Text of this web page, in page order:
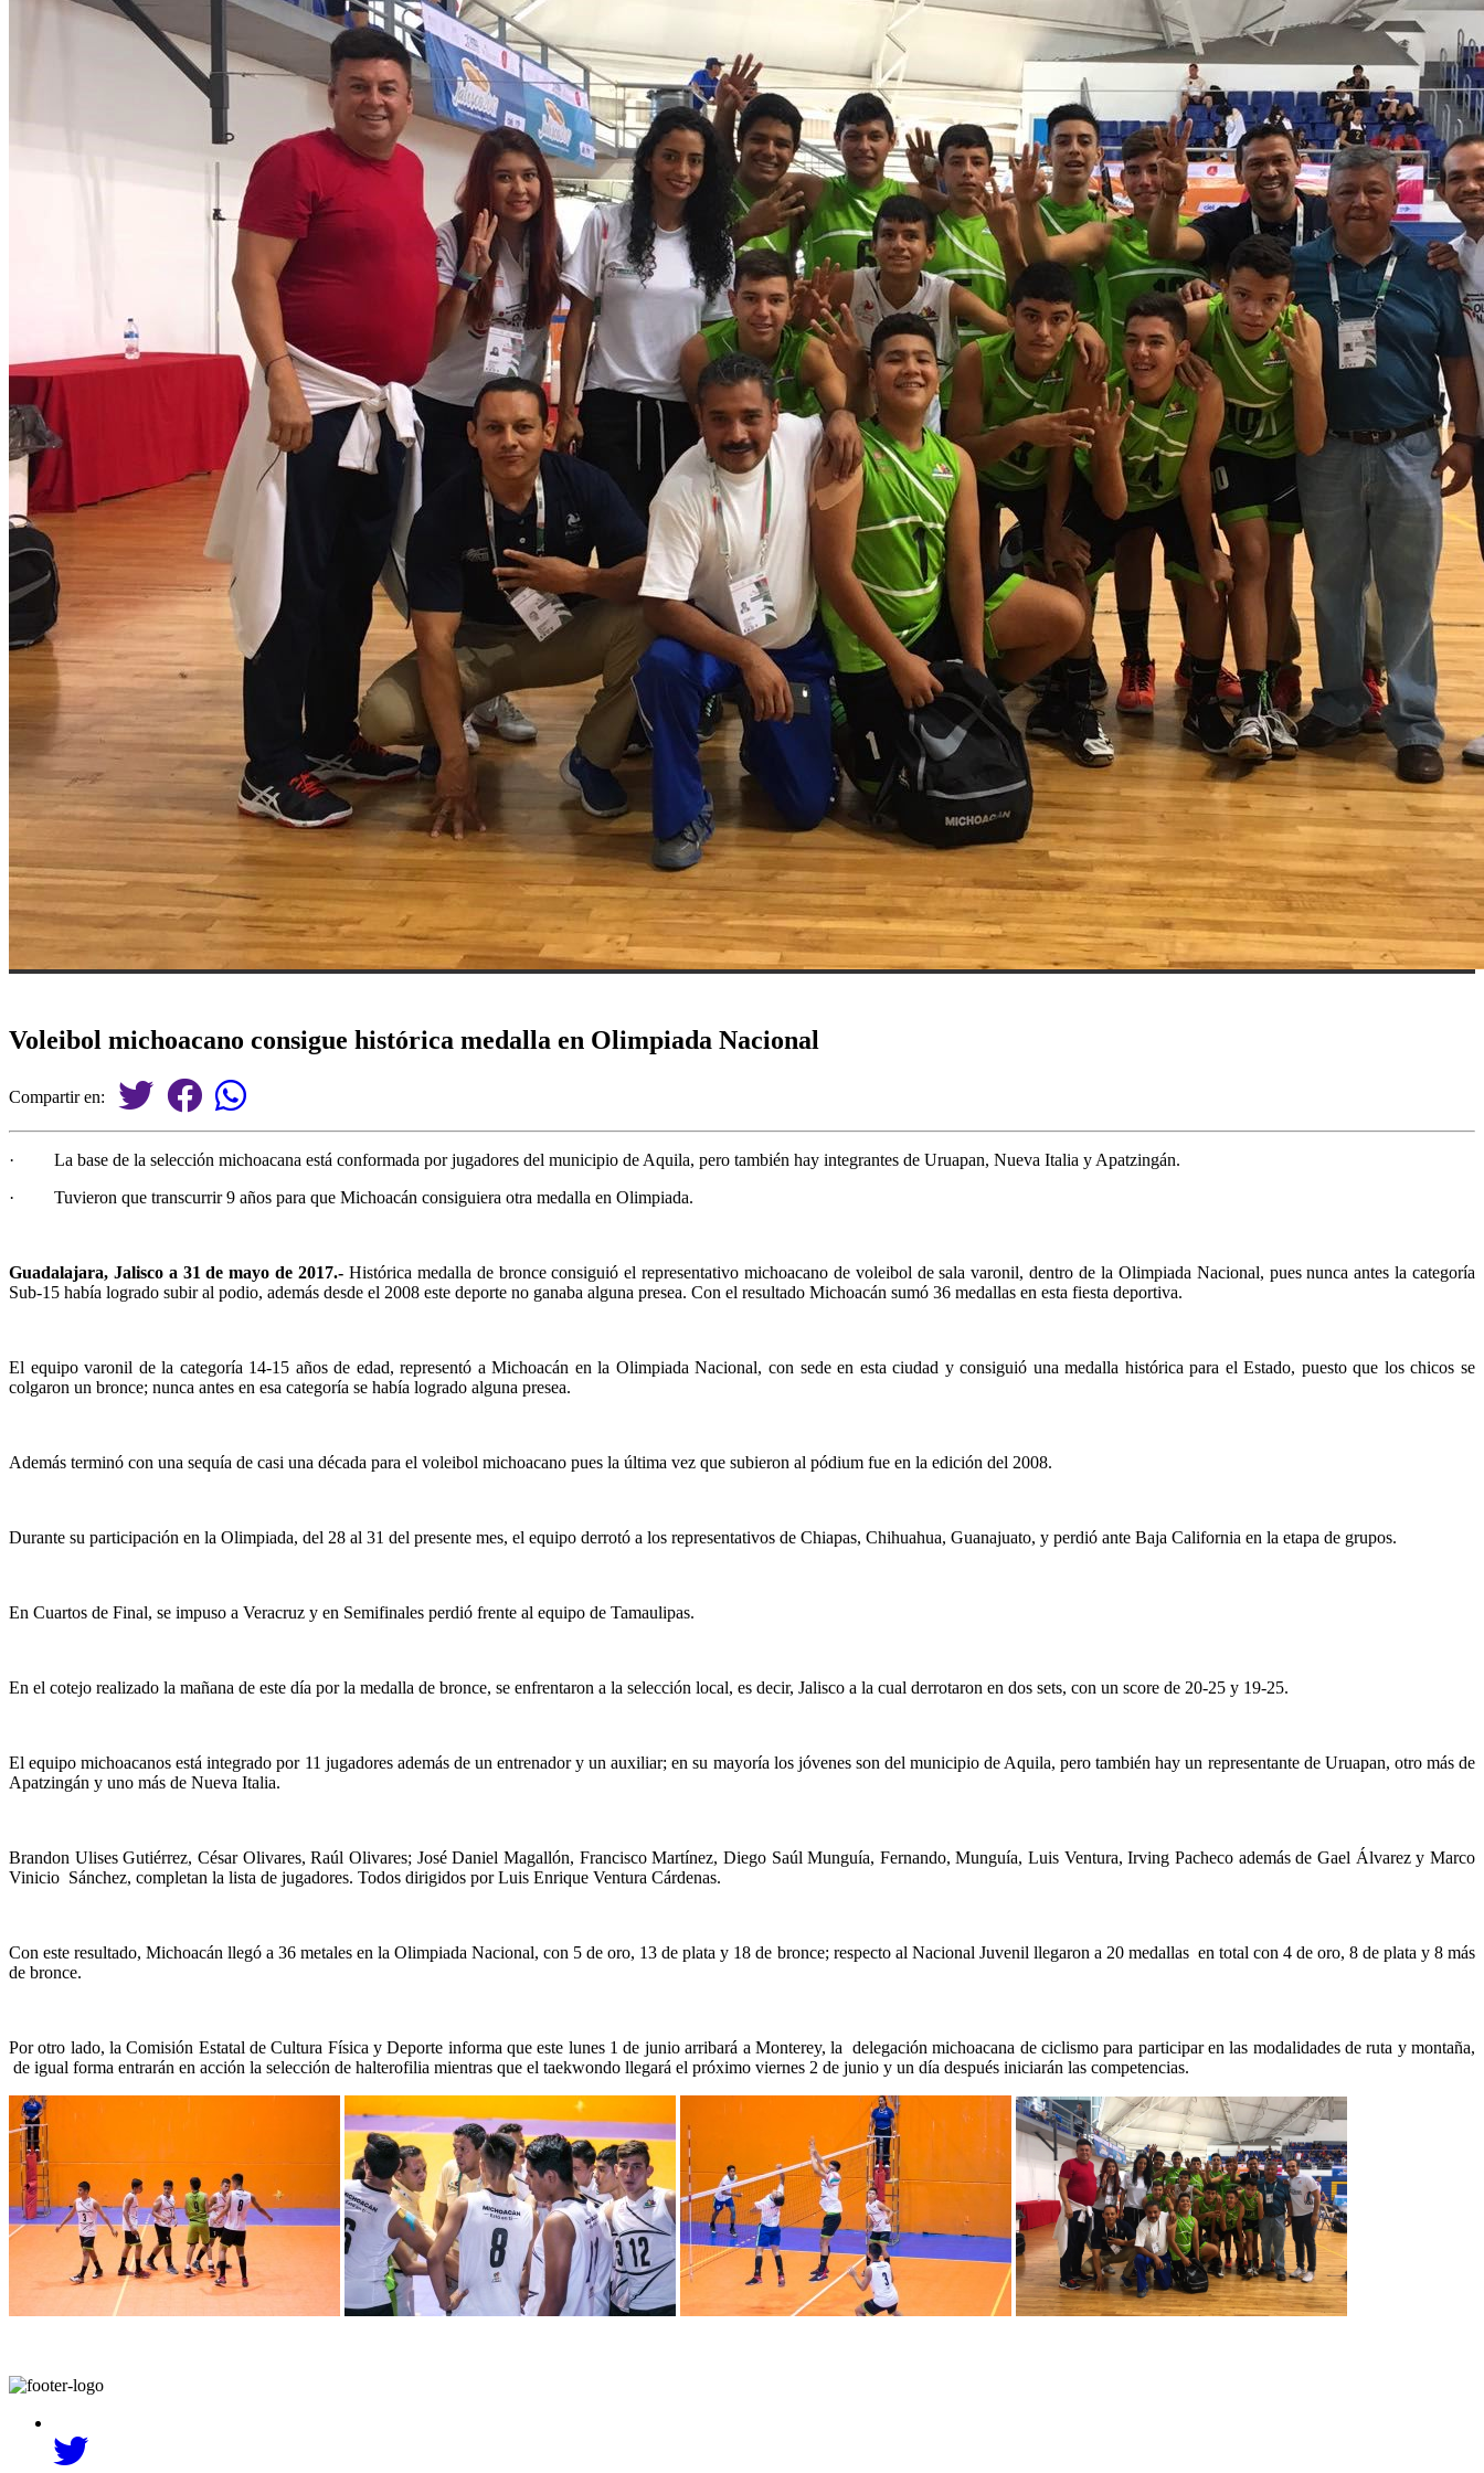
Voleibol michoacano consigue histórica medalla en Olimpiada Nacional
Compartir en:
· La base de la selección michoacana está conformada por jugadores del municipio de Aquila, pero también hay integrantes de Uruapan, Nueva Italia y Apatzingán.
· Tuvieron que transcurrir 9 años para que Michoacán consiguiera otra medalla en Olimpiada.
Guadalajara, Jalisco a 31 de mayo de 2017.- Histórica medalla de bronce consiguió el representativo michoacano de voleibol de sala varonil, dentro de la Olimpiada Nacional, pues nunca antes la categoría
Sub-15 había logrado subir al podio, además desde el 2008 este deporte no ganaba alguna presea. Con el resultado Michoacán sumó 36 medallas en esta fiesta deportiva.
El equipo varonil de la categoría 14-15 años de edad, representó a Michoacán en la Olimpiada Nacional, con sede en esta ciudad y consiguió una medalla histórica para el Estado, puesto que los chicos se
colgaron un bronce; nunca antes en esa categoría se había logrado alguna presea.
Además terminó con una sequía de casi una década para el voleibol michoacano pues la última vez que subieron al pódium fue en la edición del 2008.
Durante su participación en la Olimpiada, del 28 al 31 del presente mes, el equipo derrotó a los representativos de Chiapas, Chihuahua, Guanajuato, y perdió ante Baja California en la etapa de grupos.
En Cuartos de Final, se impuso a Veracruz y en Semifinales perdió frente al equipo de Tamaulipas.
En el cotejo realizado la mañana de este día por la medalla de bronce, se enfrentaron a la selección local, es decir, Jalisco a la cual derrotaron en dos sets, con un score de 20-25 y 19-25.
El equipo michoacanos está integrado por 11 jugadores además de un entrenador y un auxiliar; en su mayoría los jóvenes son del municipio de Aquila, pero también hay un representante de Uruapan, otro más de
Apatzingán y uno más de Nueva Italia.
Brandon Ulises Gutiérrez, César Olivares, Raúl Olivares; José Daniel Magallón, Francisco Martínez, Diego Saúl Munguía, Fernando, Munguía, Luis Ventura, Irving Pacheco además de Gael Álvarez y Marco
Vinicio Sánchez, completan la lista de jugadores. Todos dirigidos por Luis Enrique Ventura Cárdenas.
Con este resultado, Michoacán llegó a 36 metales en la Olimpiada Nacional, con 5 de oro, 13 de plata y 18 de bronce; respecto al Nacional Juvenil llegaron a 20 medallas en total con 4 de oro, 8 de plata y 8 más
de bronce.
Por otro lado, la Comisión Estatal de Cultura Física y Deporte informa que este lunes 1 de junio arribará a Monterey, la delegación michoacana de ciclismo para participar en las modalidades de ruta y montaña,
de igual forma entrarán en acción la selección de halterofilia mientras que el taekwondo llegará el próximo viernes 2 de junio y un día después iniciarán las competencias.